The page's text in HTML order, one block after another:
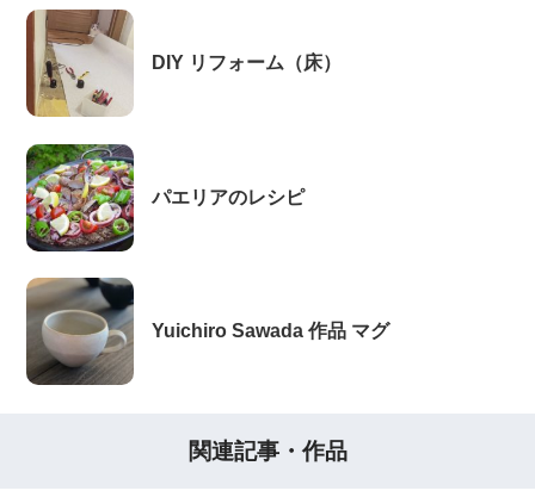
DIY リフォーム（床）
パエリアのレシピ
Yuichiro Sawada 作品 マグ
関連記事・作品